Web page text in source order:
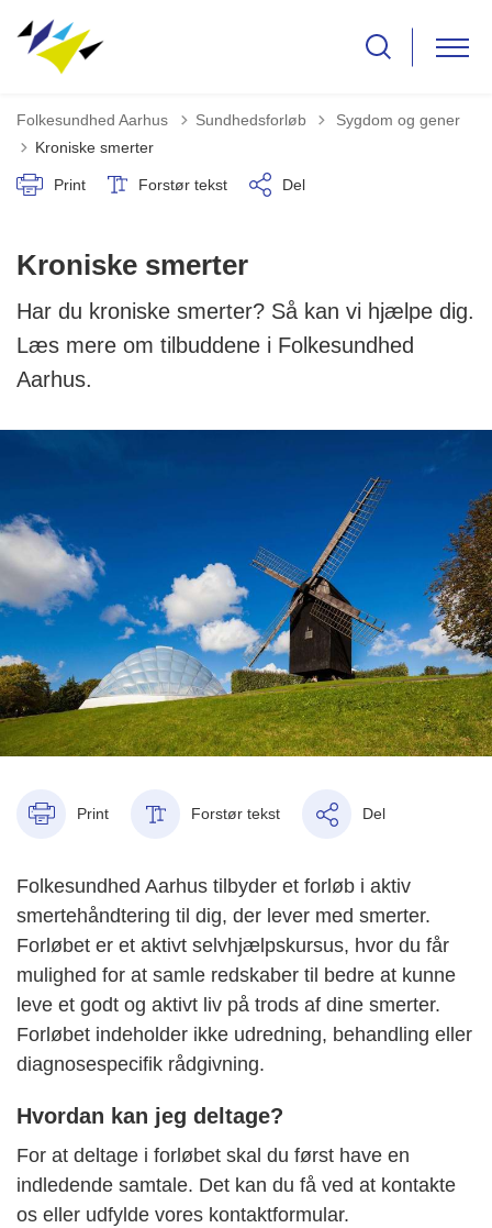
Folkesundhed Aarhus Sundhedsforløb Tilbage til
Sygdom og gener
Kroniske smerter
Print Forstør tekst Del
Kroniske smerter
Har du kroniske smerter? Så kan vi hjælpe dig.
Læs mere om tilbuddene i Folkesundhed
Aarhus.
Print Forstør tekst Del
Folkesundhed Aarhus tilbyder et forløb i aktiv
smertehåndtering til dig, der lever med smerter.
Forløbet er et aktivt selvhjælpskursus, hvor du får
mulighed for at samle redskaber til bedre at kunne
leve et godt og aktivt liv på trods af dine smerter.
Forløbet indeholder ikke udredning, behandling eller
diagnosespecifik rådgivning.
Hvordan kan jeg deltage?
For at deltage i forløbet skal du først have en
indledende samtale. Det kan du få ved at kontakte
os eller udfylde vores kontaktformular.